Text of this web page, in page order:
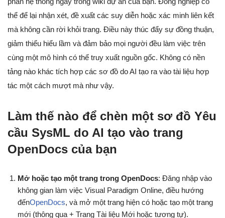
thể để lại nhận xét, đề xuất các suy diễn hoặc xác minh liên kết
mà không cần rời khỏi trang. Điều này thúc đẩy sự đồng thuận,
giảm thiểu hiểu lầm và đảm bảo mọi người đều làm việc trên
cùng một mô hình có thể truy xuất nguồn gốc. Không có nền
tảng nào khác tích hợp các sơ đồ do AI tạo ra vào tài liệu hợp
tác một cách mượt mà như vậy.
Làm thế nào để chèn một sơ đồ Yêu
cầu SysML do AI tạo vào trang
OpenDocs của bạn
Mở hoặc tạo một trang trong OpenDocs: Đăng nhập vào
không gian làm việc Visual Paradigm Online, điều hướng
đếnOpenDocs, và mở một trang hiện có hoặc tạo một trang
mới (thông qua + Trang Tài liệu Mới hoặc tương tự).